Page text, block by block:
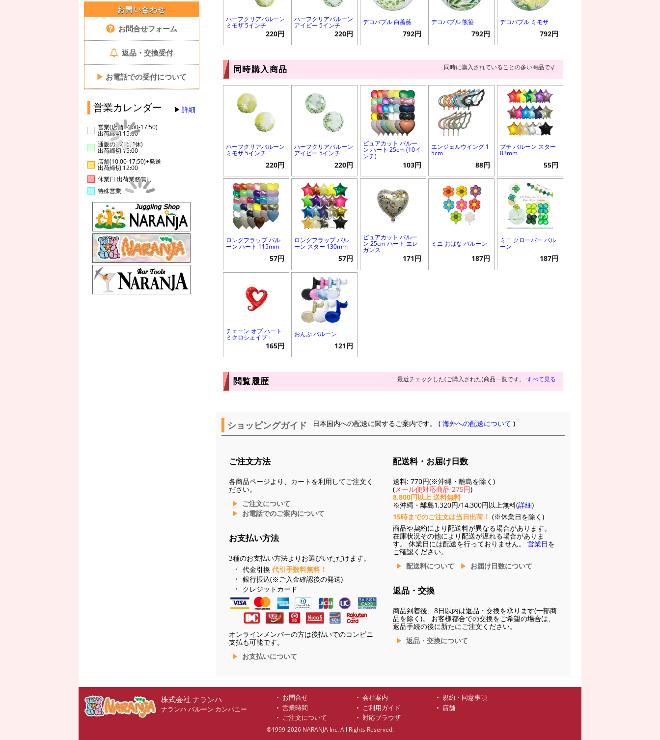
お問い合わせ
お問合せフォーム
返品・交換受付
▶ お電話での受付について
営業カレンダー 詳細
営業(店舗14:00-17:50)
出荷締切 15:00
通販のみ(店舗休)
出荷締切 15:00
店舗(10:00-17:50)+発送
出荷締切 12:00
休業日 出荷業務無し
特殊営業
ハーフクリアバルーン
ミモザ 5インチ
220円
ハーフクリアバルーン
アイビー 5インチ
220円
デコバブル 白薔薇
792円
デコバブル 熊笹
792円
デコバブル ミモザ
792円
同時購入商品 同時に購入されていることの多い商品です
ハーフクリアバルーン
ミモザ 5インチ
220円
ハーフクリアバルーン
アイビー 5インチ
220円
ピュアカット バルー
ン ハート 25cm (10イ
ンチ)
103円
エンジェルウイング 1
5cm
88円
プチ バルーン スター
83mm
55円
ロングフラップ バル
ーン ハート 115mm
57円
ロングフラップ バル
ーン スター 130mm
57円
ピュアカット バルー
ン 25cm ハート エレ
ガンス
171円
ミニ おはな バルーン
187円
ミニ クローバー バル
ーン
187円
チェーン オブ ハート
ミクロシェイプ
165円
おんぷ バルーン
121円
閲覧履歴 最近チェックした(ご購入された)商品一覧です。 すべて見る
ショッピングガイド 日本国内への配送に関するご案内です。 (海外への配送について )
ご注文方法
各商品ページより、カートを利用してご注文く
ださい。
ご注文について
お電話でのご案内について
お支払い方法
3種のお支払い方法よりお選びいただけます。
代金引換 代引手数料無料！
銀行振込(※ご入金確認後の発送)
クレジットカード
オンラインメンバーの方は後払いでのコンビニ
支払も可能です。
お支払いについて
配送料・お届け日数
送料: 770円(※沖縄・離島を除く)
(メール便対応商品 275円)
8,800円以上 送料無料
※沖縄・離島1,320円/14,300円以上無料(詳細)
15時までのご注文は当日出荷！ (※休業日を除く)
商品や契約により配送料が異なる場合があります。
在庫状況その他により配送が遅れる場合がありま
す。 休業日には配送を行っておりません。 営業日を
ご確認ください。
配送料について
お届け日数について
返品・交換
商品到着後、8日以内は返品・交換を承ります(一部商
品を除く)。 お客様都合での交換をご希望の場合は、
返品手続の後に新たにご注文ください。
返品・交換について
株式会社 ナランハ
ナランハ バルーン カンパニー
お問合せ 会社案内
規約・同意事項
営業時間
ご利用ガイド
店舗
ご注文について
対応ブラウザ
©1999-2026 NARANJA Inc. All Rights Reserved.